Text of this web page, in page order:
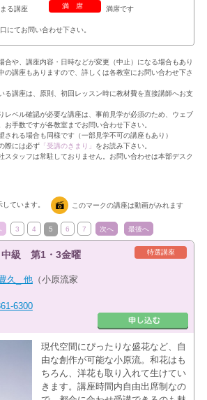
る講座 満席 満席です
にてお問い合わせ下さい。
や、講座内容・日時などが変更（中止）になる場合もあり
の講座もありますので、詳しくは各教室にお問い合わせ下さ
講座は、原則、初回レッスン時に教材費を直接講師へお支
レベル確認が必要な講座は、事前見学が必須のため、ウェブ
お手数ですが各教室までお問い合わせ下さい。
れる場合も同様です（一部見学不可の講座もあり）
際には必ず「受講のきまり」 をお読み下さい。
タッフは常駐しておりません。お問い合わせは本部デスク
ています。 このマークの講座は動画がみれます
3 4 5 6 7 次へ 最後へ
特選講座
級 第1・3金曜
久_ 他（小原流家
6300
現代空間にぴったりな盛花など、自
由な創作が可能な小原流。和花はも
ちろん、洋花も取り入れて生けてい
きます。講座時間内自由出席制なの